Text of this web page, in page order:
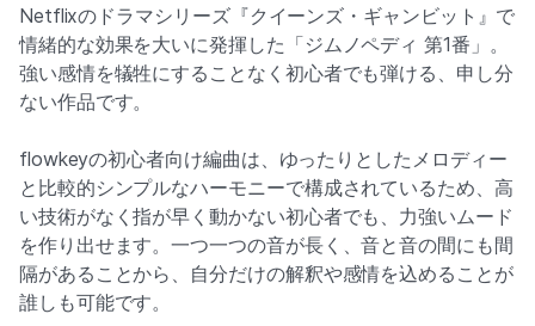
Netflixのドラマシリーズ『クイーンズ・ギャンビット』で
情緒的な効果を大いに発揮した「ジムノペディ 第1番」。
強い感情を犠牲にすることなく初心者でも弾ける、申し分
ない作品です。
flowkeyの初心者向け編曲は、ゆったりとしたメロディー
と比較的シンプルなハーモニーで構成されているため、高
い技術がなく指が早く動かない初心者でも、力強いムード
を作り出せます。一つ一つの音が長く、音と音の間にも間
隔があることから、自分だけの解釈や感情を込めることが
誰しも可能です。